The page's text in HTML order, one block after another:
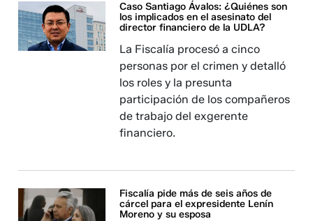
Caso Santiago Ávalos: ¿Quiénes son
los implicados en el asesinato del
director financiero de la UDLA?
La Fiscalía procesó a cinco
personas por el crimen y detalló
los roles y la presunta
participación de los compañeros
de trabajo del exgerente
financiero.
Fiscalía pide más de seis años de
cárcel para el expresidente Lenín
Moreno y su esposa